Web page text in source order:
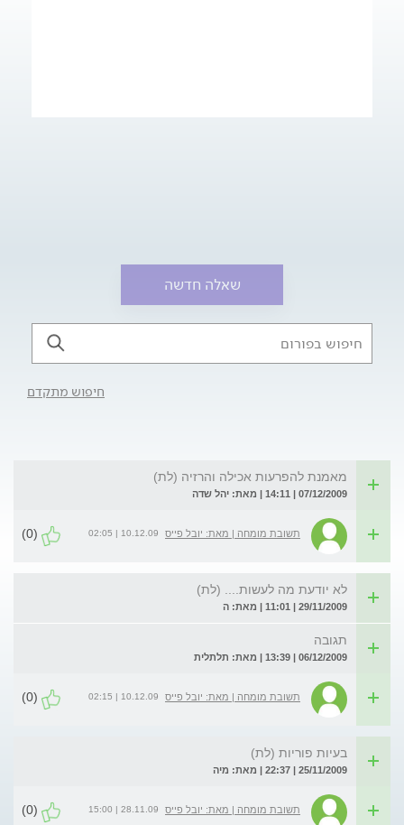
שאלה חדשה
חיפוש מתקדם
מאמנת להפרעות אכילה והרזיה (לת)
07/12/2009 | 14:11 | מאת: יהל שדה
תשובת מומחה | מאת: יובל פייס 10.12.09 | 02:05
(0)
לא יודעת מה לעשות.... (לת)
29/11/2009 | 11:01 | מאת: ה
תגובה
06/12/2009 | 13:39 | מאת: תלתלית
תשובת מומחה | מאת: יובל פייס 10.12.09 | 02:15
(0)
בעיות פוריות (לת)
25/11/2009 | 22:37 | מאת: מיה
תשובת מומחה | מאת: יובל פייס 28.11.09 | 15:00
(0)